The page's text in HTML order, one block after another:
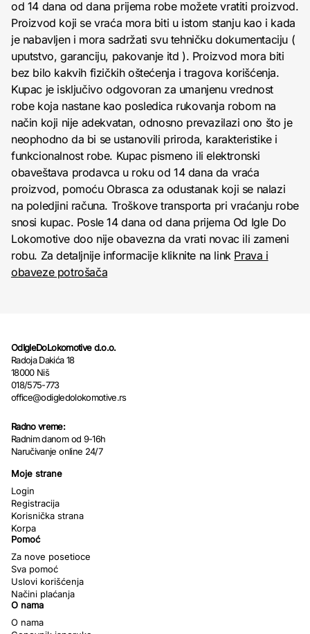
od 14 dana od dana prijema robe možete vratiti proizvod.
Proizvod koji se vraća mora biti u istom stanju kao i kada
je nabavljen i mora sadržati svu tehničku dokumentaciju (
uputstvo, garanciju, pakovanje itd ). Proizvod mora biti
bez bilo kakvih fizičkih oštećenja i tragova korišćenja.
Kupac je isključivo odgovoran za umanjenu vrednost
robe koja nastane kao posledica rukovanja robom na
način koji nije adekvatan, odnosno prevazilazi ono što je
neophodno da bi se ustanovili priroda, karakteristike i
funkcionalnost robe. Kupac pismeno ili elektronski
obaveštava prodavca u roku od 14 dana da vraća
proizvod, pomoću Obrasca za odustanak koji se nalazi
na poledjini računa. Troškove transporta pri vraćanju robe
snosi kupac. Posle 14 dana od dana prijema Od Igle Do
Lokomotive doo nije obavezna da vrati novac ili zameni
robu. Za detaljnije informacije kliknite na link Prava i
obaveze potrošača
OdIgleDoLokomotive d.o.o.
Radoja Dakića 18
18000 Niš
018/575-773
office@odigledolokomotive.rs
Radno vreme:
Radnim danom od 9-16h
Naručivanje online 24/7
Moje strane
Login
Registracija
Korisnička strana
Korpa
Pomoć
Za nove posetioce
Sva pomoć
Uslovi korišćenja
Načini plaćanja
O nama
O nama